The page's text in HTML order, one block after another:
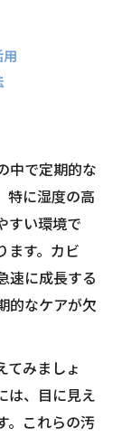
中で定期的な
特に湿度の高
すい環境で
ます。カビ
速に成長する
的なケアが欠
てみましょ
は、目に見え
。これらの汚